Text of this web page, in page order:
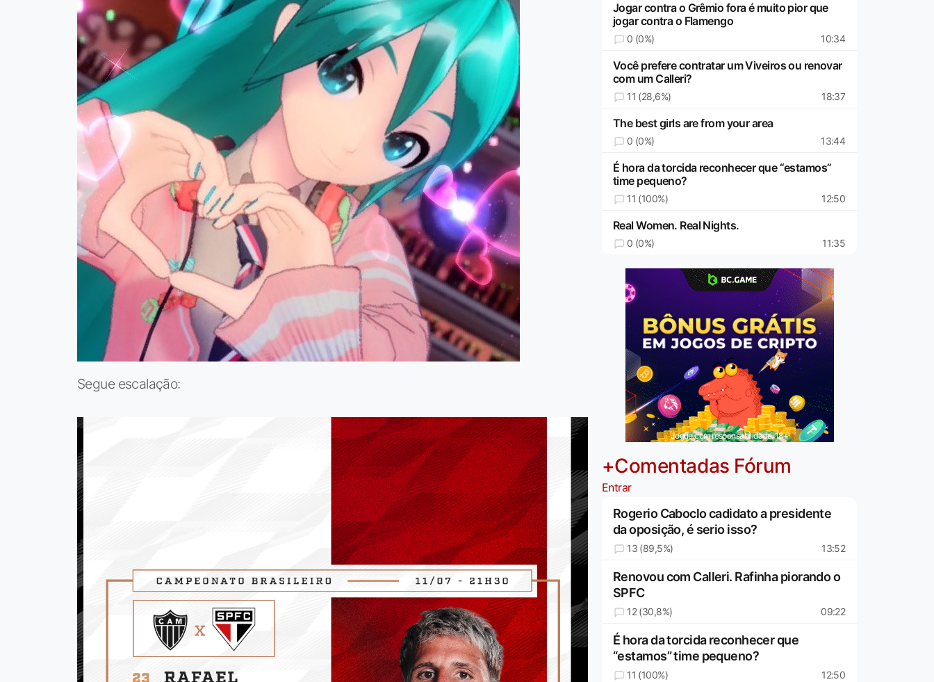
Segue escalação:
Jogar contra o Grêmio fora é muito pior que
jogar contra o Flamengo
0 (0%) 10:34
Você prefere contratar um Viveiros ou renovar
com um Calleri?
11 (28,6%) 18:37
The best girls are from your area
0 (0%) 13:44
É hora da torcida reconhecer que “estamos”
time pequeno?
11 (100%) 12:50
Real Women. Real Nights.
0 (0%) 11:35
Jogue com responsabilidade. 18+
+Comentadas Fórum
Entrar
Rogerio Caboclo cadidato a presidente
da oposição, é serio isso?
13 (89,5%) 13:52
Renovou com Calleri. Rafinha piorando o
SPFC
12 (30,8%) 09:22
É hora da torcida reconhecer que
“estamos” time pequeno?
11 (100%) 12:50